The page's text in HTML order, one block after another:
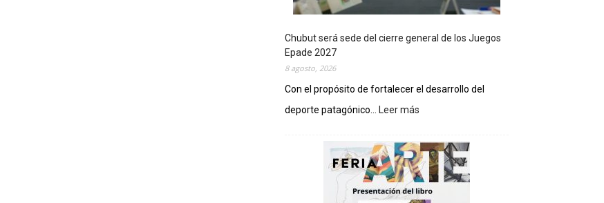
Chubut será sede del cierre general de los Juegos
Epade 2027
8 agosto, 2026
Con el propósito de fortalecer el desarrollo del
deporte patagónico...
Leer más
u
b
u
t